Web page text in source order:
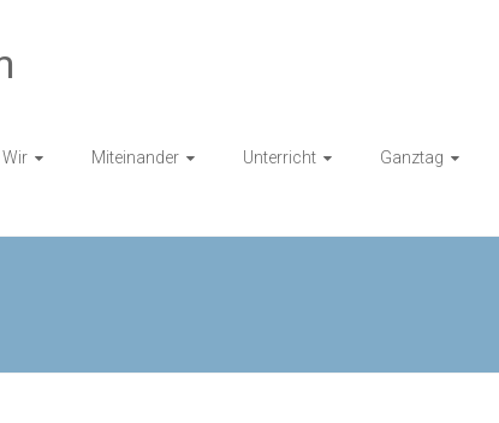
Wir Miteinander Unterricht Ganztag